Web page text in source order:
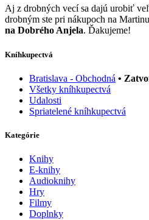
Aj z drobných vecí sa dajú urobiť
drobným ste pri nákupoch na
na Dobrého Anjela. Ďakujeme!
Kníhkupectvá
Bratislava - Obchodná •
Všetky kníhkupectvá
Udalosti
Spriatelené kníhkupectvá
Kategórie
Knihy
E-knihy
Audioknihy
Hry
Filmy
Doplnky